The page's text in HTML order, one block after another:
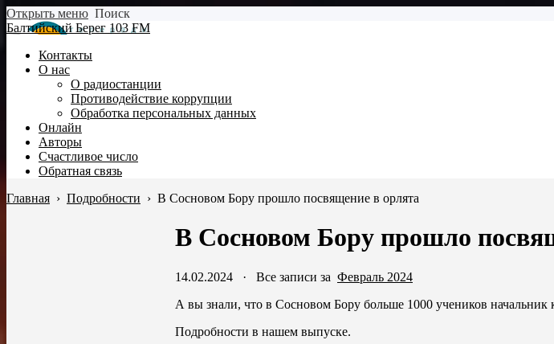
Открыть меню Поиск
Балтийский Берег 103 FM
Контакты
О нас
О радиостанции
Противодействие коррупции
Обработка персональных данных
Онлайн
Авторы
Счастливое число
Обратная связь
Главная › Подробности › В Сосновом Бору прошло посвящение в орлята
В Сосновом Бору прошло
14.02.2024 · Все записи за Февраль 2024
А вы знали, что в Сосновом Бору больше 1000 учеников начальник
Подробности в нашем выпуске.